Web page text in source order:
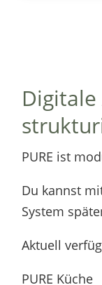
PURE ist
Du kannst
System
Aktuell
PURE Küche